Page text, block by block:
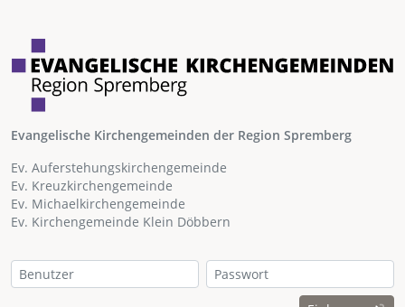
Evangelische Kirchengemeinden der Region Spremberg
Ev. Auferstehungskirchengemeinde
Ev. Kreuzkirchengemeinde
Ev. Michaelkirchengemeinde
Ev. Kirchengemeinde Klein Döbbern